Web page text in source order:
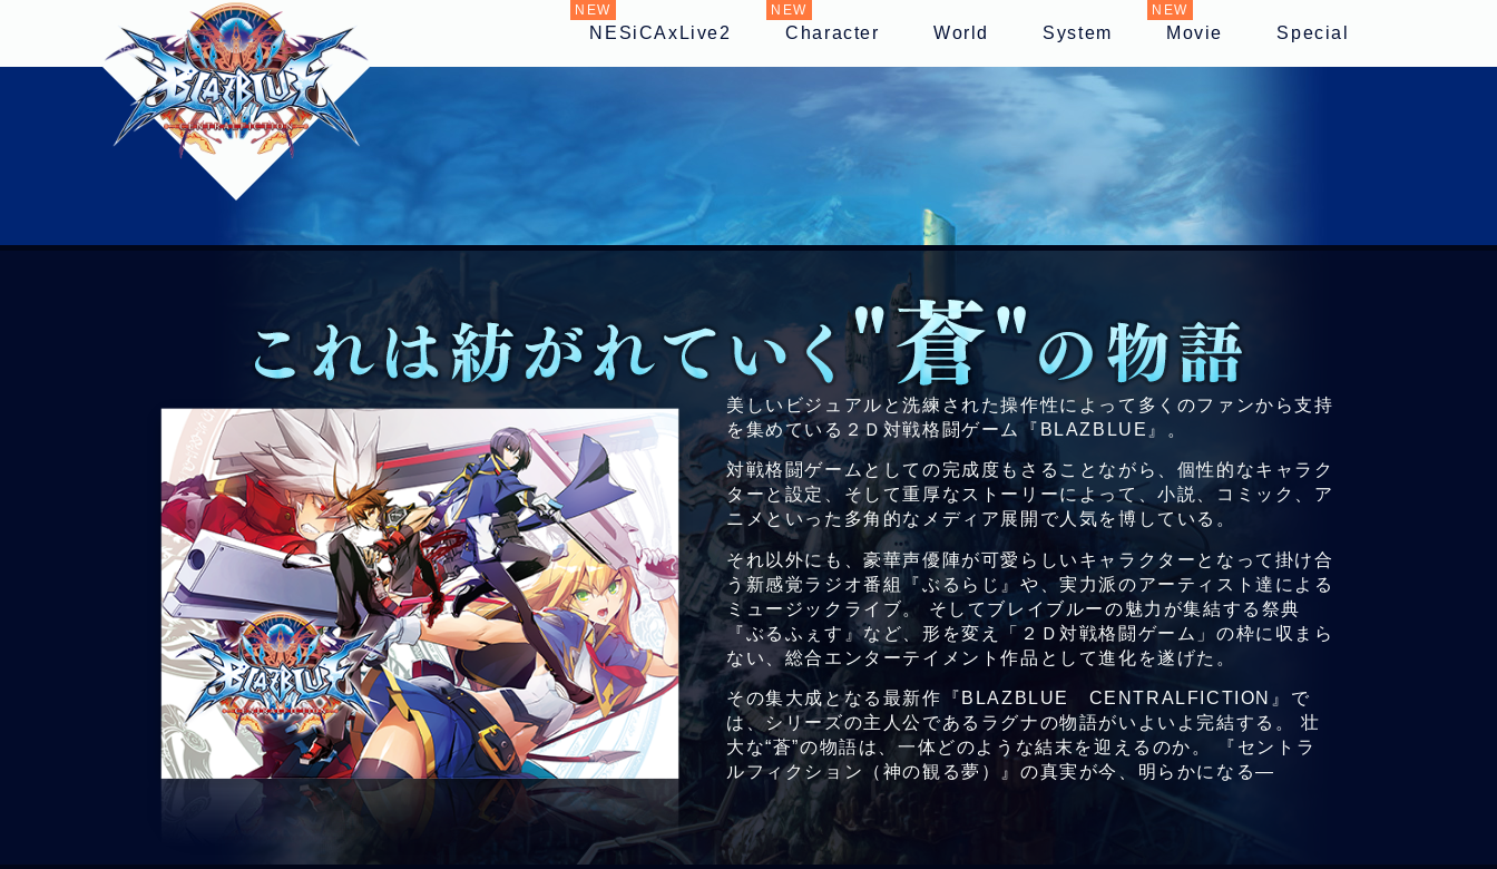
NESiCAxLive2 Character World System Movie Special
美しいビジュアルと洗練された操作性によって多くのファンから支持
を集めている２Ｄ対戦格闘ゲーム『BLAZBLUE』。
対戦格闘ゲームとしての完成度もさることながら、個性的なキャラク
ターと設定、そして重厚なストーリーによって、小説、コミック、ア
ニメといった多角的なメディア展開で人気を博している。
それ以外にも、豪華声優陣が可愛らしいキャラクターとなって掛け合
う新感覚ラジオ番組『ぶるらじ』や、実力派のアーティスト達による
ミュージックライブ。 そしてブレイブルーの魅力が集結する祭典
『ぶるふぇす』など、形を変え「２Ｄ対戦格闘ゲーム」の枠に収まら
ない、総合エンターテイメント作品として進化を遂げた。
その集大成となる最新作『BLAZBLUE CENTRALFICTION』で
は、シリーズの主人公であるラグナの物語がいよいよ完結する。 壮
大な“蒼”の物語は、一体どのような結末を迎えるのか。 『セントラ
ルフィクション（神の観る夢）』の真実が今、明らかになる―